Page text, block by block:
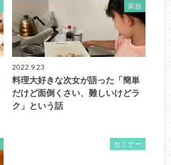
家族
2022.9.23
料理大好きな次女が語った「簡単
だけど面倒くさい、難しいけどラ
ク」という話
セミナー